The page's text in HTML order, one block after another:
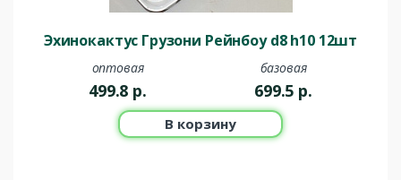
Эхинокактус Грузони Рейнбоу d8 h10 12шт
оптовая
499.8 р.
базовая
699.5 р.
В корзину